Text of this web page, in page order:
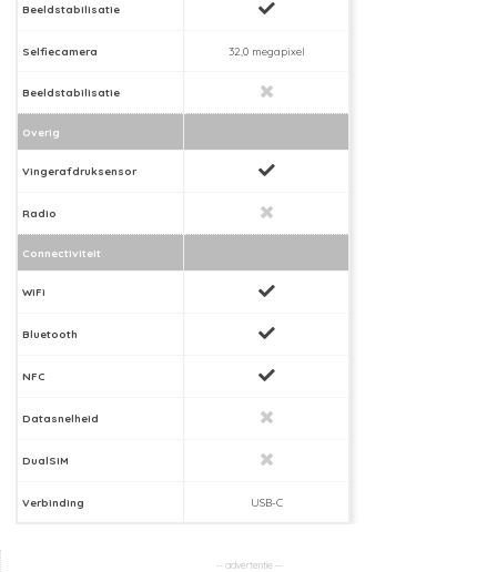
Beeldstabilisatie
Selfiecamera 32,0 megapixel
Beeldstabilisatie
Overig
Vingerafdruksensor
Radio
Connectiviteit
WiFi
Bluetooth
NFC
Datasnelheid
DualSIM
Verbinding USB-C